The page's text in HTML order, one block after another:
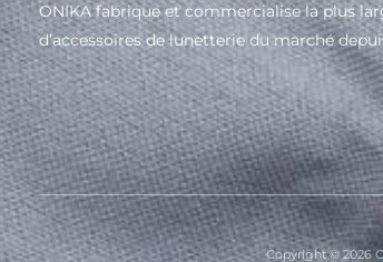
ONIKA fabrique et commercialise la plus
d’accessoires de lunetterie du marché
Copyright © 2026